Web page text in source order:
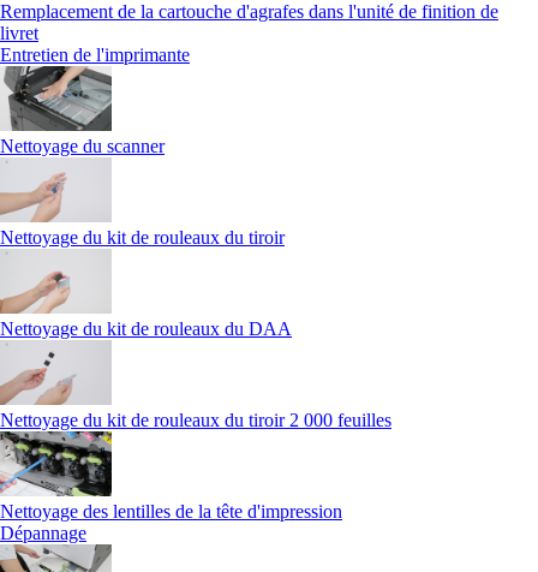
Remplacement de la cartouche d'agrafes dans l'unité de finition de
livret
Entretien de l'imprimante
Nettoyage du scanner
Nettoyage du kit de rouleaux du tiroir
Nettoyage du kit de rouleaux du DAA
Nettoyage du kit de rouleaux du tiroir 2 000 feuilles
Nettoyage des lentilles de la tête d'impression
Dépannage